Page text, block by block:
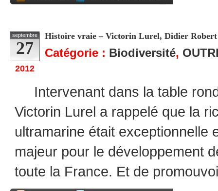
septembre
27
2012
Histoire vraie – Victorin Lurel, Didier
Catégorie : Biodiversité,
Intervenant dans la table
Victorin Lurel a rappelé que la
ultramarine était exceptionnelle
majeur pour le développement
toute la France. Et de